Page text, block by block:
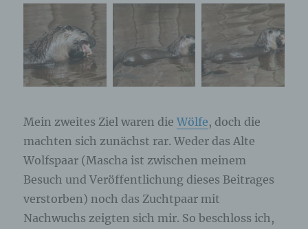
Mein zweites Ziel waren dieWölfe, doch die
machten sich zunächst rar. Weder das Alte
Wolfspaar (Mascha ist zwischen meinem
Besuch und Veröffentlichung dieses Beitrages
verstorben) noch das Zuchtpaar mit
Nachwuchs zeigten sich mir. So beschloss ich,